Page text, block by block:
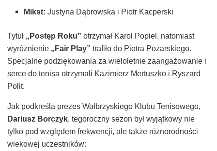
Mikst: Justyna Dąbrowska i Piotr Kacperski
Tytuł „Postęp Roku” otrzymał Karol Popiel, natomiast
wyróżnienie „Fair Play” trafiło do Piotra Pożarskiego.
Specjalne podziękowania za wieloletnie zaangażowanie i
serce do tenisa otrzymali Kazimierz Mertuszko i Ryszard
Polit.
Jak podkreśla prezes Wałbrzyskiego Klubu Tenisowego,
Dariusz Borczyk, tegoroczny sezon był wyjątkowy nie
tylko pod względem frekwencji, ale także różnorodności
wiekowej uczestników: